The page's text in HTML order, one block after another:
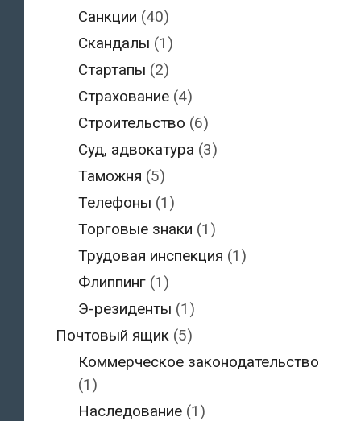
Санкции (40)
Скандалы (1)
Стартапы (2)
Страхование (4)
Строительство (6)
Суд, адвокатура (3)
Таможня (5)
Телефоны (1)
Торговые знаки (1)
Трудовая инспекция (1)
Флиппинг (1)
Э-резиденты (1)
Почтовый ящик(5)
Коммерческое законодательство
(1)
Наследование (1)